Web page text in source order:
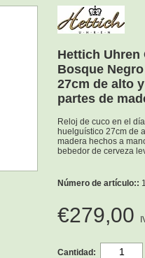
Hettich Uhren
Bosque
27cm de alto
partes de
Reloj de cuco en el
huelguístico 27cm de
madera hechos a
bebedor de cerveza
Número de artículo::
€279,00
Cantidad: